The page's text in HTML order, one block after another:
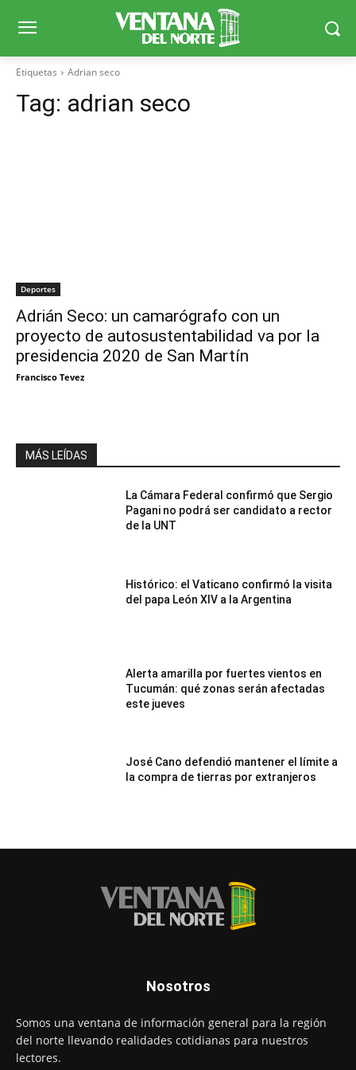
Etiquetas Adrian seco
Tag: adrian seco
Deportes
Adrián Seco: un camarógrafo con un
proyecto de autosustentabilidad va por la
presidencia 2020 de San Martín
Francisco Tevez
MÁS LEÍDAS
La Cámara Federal confirmó que Sergio
Pagani no podrá ser candidato a rector
de la UNT
Histórico: el Vaticano confirmó la visita
del papa León XIV a la Argentina
Alerta amarilla por fuertes vientos en
Tucumán: qué zonas serán afectadas
este jueves
José Cano defendió mantener el límite a
la compra de tierras por extranjeros
Nosotros
Somos una ventana de información general para la región
del norte llevando realidades cotidianas para nuestros
lectores.